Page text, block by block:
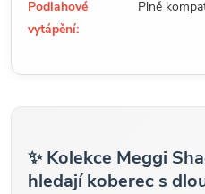
Podlahové
vytápění:
Plně
✨ Kolekce Meggi
hledají koberec s